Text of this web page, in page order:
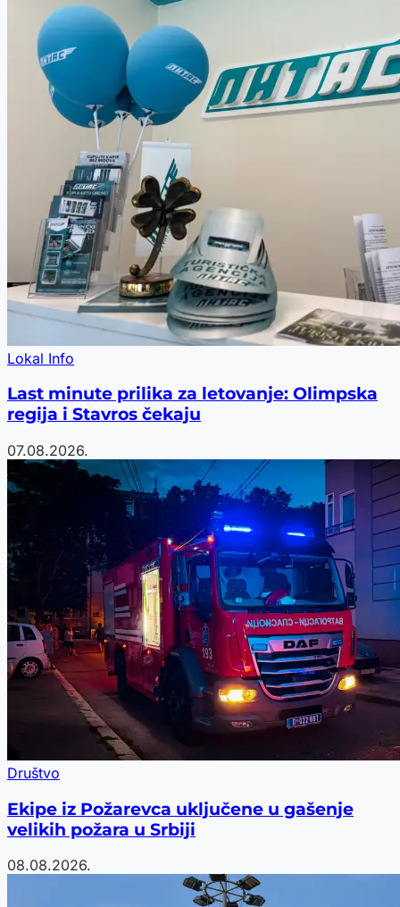
Lokal Info
Last minute prilika za letovanje: Olimpska
regija i Stavros čekaju
07.08.2026.
Društvo
Ekipe iz Požarevca uključene u gašenje
velikih požara u Srbiji
08.08.2026.